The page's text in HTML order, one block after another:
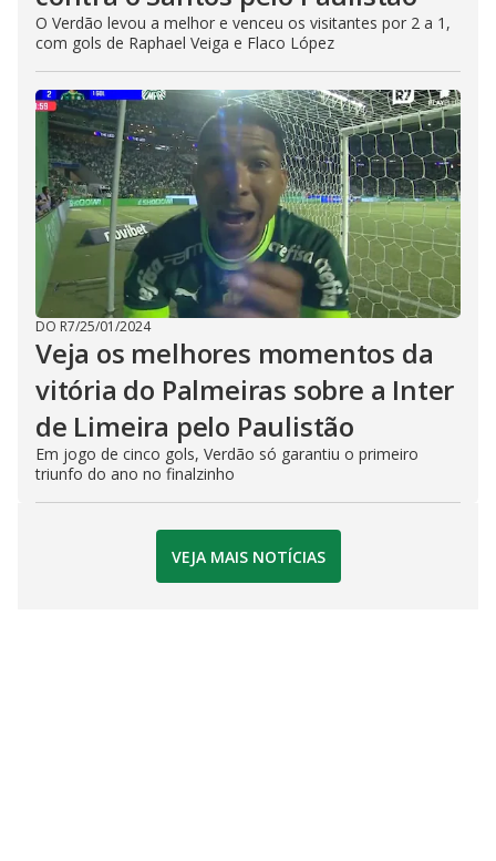
O Verdão levou a melhor e venceu os visitantes por 2 a 1,
com gols de Raphael Veiga e Flaco López
DO R7/25/01/2024
Veja os melhores momentos da
vitória do Palmeiras sobre a Inter
de Limeira pelo Paulistão
Em jogo de cinco gols, Verdão só garantiu o primeiro
triunfo do ano no finalzinho
VEJA MAIS NOTÍCIAS